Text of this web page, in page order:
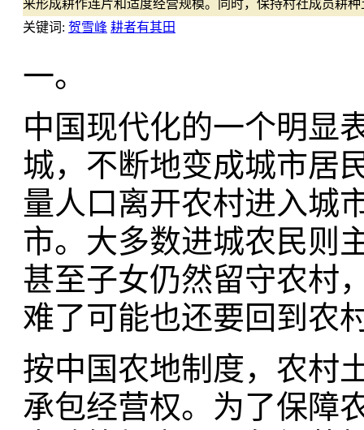
来形成耕作连片和适度经营规模。同时，保持村社成员耕
关键词: 贺雪峰 耕者有其田
一。
中国现代化的一个明显
城，不断地变成城市居
量人口离开农村进入城
市。大多数进城农民则
甚至子女仍然留守农村
难了可能也还要回到农
按中国农地制度，农村
承包经营权。为了保障